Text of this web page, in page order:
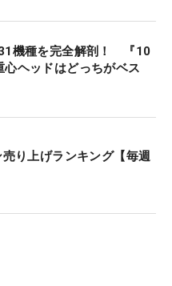
機種を完全解剖！ 『10
心ヘッドはどっちがベス
り上げランキング【毎週